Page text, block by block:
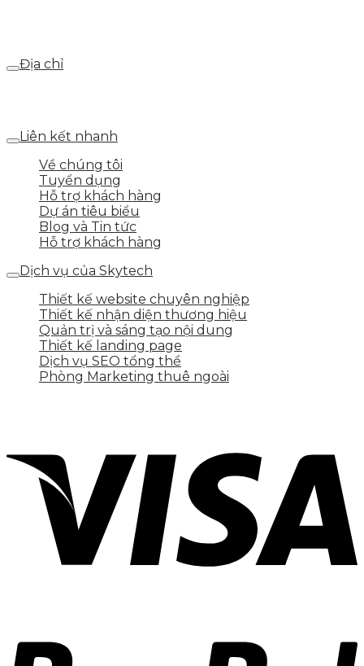
Địa chỉ
Liên kết nhanh
Về chúng tôi
Tuyển dụng
Hỗ trợ khách hàng
Dự án tiêu biểu
Blog và Tin tức
Hỗ trợ khách hàng
Dịch vụ của Skytech
Thiết kế website chuyên nghiệp
Thiết kế nhận diện thương hiệu
Quản trị và sáng tạo nội dung
Thiết kế landing page
Dịch vụ SEO tổng thể
Phòng Marketing thuê ngoài